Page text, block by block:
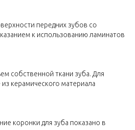
передних зубов со
к использованию ламинатов
собственной ткани зуба. Для
керамического материала
коронки для зуба показано в